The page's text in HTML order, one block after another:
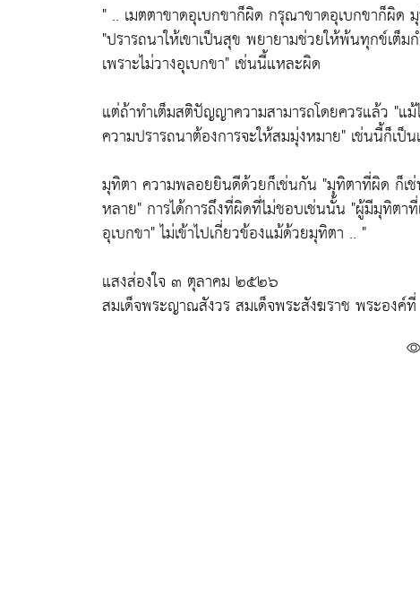
" .. เมตตาขาดอุเบกขาก็ผิด กรุณาขาดอุเบกขาก็ผิด
"ปรารถนาให้เขาเป็นสุข พยายามช่วยให้พ้นทุกข์เต็
เพราะไม่วางอุเบกขา" เช่นนี้แหละผิด
แต่ถ้าทำเต็มสติปัญญาความสามารถโดยควรแล้ว "แ
ความปรารถนาต้องการจะให้สมมุ่งหมาย" เช่นนี้ก็เป็
มุทิตา ความพลอยยินดีด้วยก็เช่นกัน "มุทิตาที่ผิด ก็เ
หลาย" การได้การถึงที่ผิดที่ไม่ชอบเช่นนั้น "ผู้มีมุทิตา
อุเบกขา"ไม่เข้าไปเกี่ยวข้องแม้ด้วยมุทิตา .. "
แสงส่องใจ ๓ ตุลาคม ๒๕๒๖
สมเด็จพระญาณสังวร สมเด็จพระสังฆราช พระองค์